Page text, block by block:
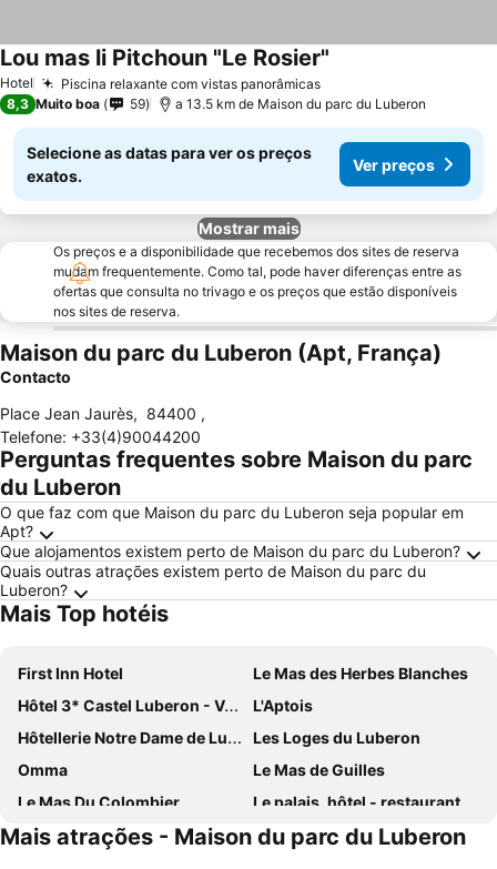
Hotel Piscina relaxante com vistas panorâmicas
Lou mas li Pitchoun "Le Rosier"
8,3 Muito boa 59 a 13.5 km de Maison du parc du Luberon
Selecione as datas para ver os preços
exatos.
Ver preços
Mostrar mais
Os preços e a disponibilidade que recebemos dos sites de reserva
mudam frequentemente. Como tal, pode haver diferenças entre as
ofertas que consulta no trivago e os preços que estão disponíveis
nos sites de reserva.
Maison du parc du Luberon (Apt, França)
Contacto
Place Jean Jaurès, 84400 ,
Telefone: +33(4)90044200
Perguntas frequentes sobre Maison du parc
du Luberon
O que faz com que Maison du parc du Luberon seja popular em
Apt?
Que alojamentos existem perto de Maison du parc du Luberon?
Quais outras atrações existem perto de Maison du parc du
Luberon?
Mais Top hotéis
First Inn Hotel
Le Mas des Herbes Blanches
Hôtel 3* Castel Luberon - Vacances Bleues
L'Aptois
Hôtellerie Notre Dame de Lumières
Les Loges du Luberon
Omma
Le Mas de Guilles
Le Mas Du Colombier
Le palais, hôtel - restaurant
Le Jas de Joucas
Mas De La Senancole
Mais atrações - Maison du parc du Luberon